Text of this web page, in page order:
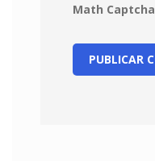
Math Captcha